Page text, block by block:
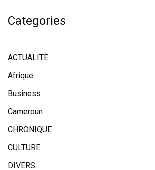
Categories
ACTUALITE
Afrique
Business
Cameroun
CHRONIQUE
CULTURE
DIVERS